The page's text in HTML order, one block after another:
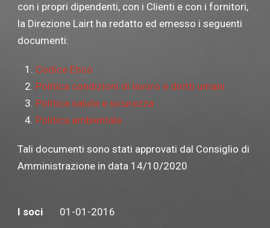
con i propri dipendenti, con i Clienti e con i fornitori,
la Direzione Lairt ha redatto ed emesso i seguenti
documenti:
Codice Etico
Politica condizioni di lavoro e diritti umani
Politica salute e sicurezza
Politica ambientale
Tali documenti sono stati approvati dal Consiglio di
Amministrazione in data 14/10/2020
I soci 01-01-2016